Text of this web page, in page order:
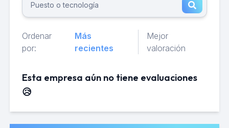
Ordenar
por:
Más
recientes
Mejor
valoración
Esta empresa aún no tiene evaluaciones
😥